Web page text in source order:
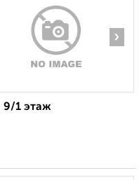
›
9/1 этаж